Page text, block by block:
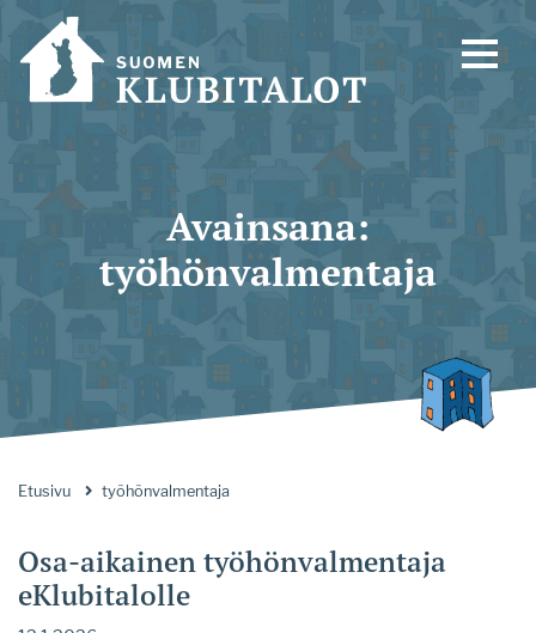
Avainsana:
työhönvalmentaja
Etusivu työhönvalmentaja
Osa-aikainen työhönvalmentaja
eKlubitalolle